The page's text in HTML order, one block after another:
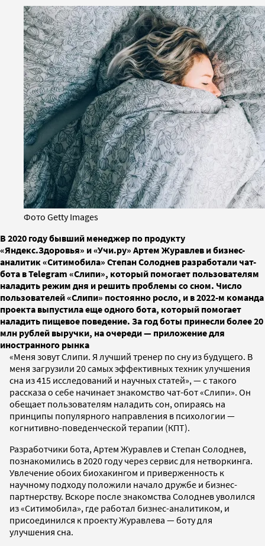
Фото Getty Images
В 2020 году бывший менеджер по продукту
«Яндекс.Здоровья» и «Учи.ру» Артем Журавлев и бизнес-
аналитик «Ситимобила» Степан Солоднев разработали чат-
бота в Telegram «Слипи», который помогает пользователям
наладить режим дня и решить проблемы со сном. Число
пользователей «Слипи» постоянно росло, и в 2022-м команда
проекта выпустила еще одного бота, который помогает
наладить пищевое поведение. За год боты принесли более 20
млн рублей выручки, на очереди — приложение для
иностранного рынка
«Меня зовут Слипи. Я лучший тренер по сну из будущего. В
меня загрузили 20 самых эффективных техник улучшения
сна из 415 исследований и научных статей», — с такого
рассказа о себе начинает знакомство чат-бот «Слипи». Он
обещает пользователям наладить сон, опираясь на
принципы популярного направления в психологии —
когнитивно-поведенческой терапии (КПТ).
Разработчики бота, Артем Журавлев и Степан Солоднев,
познакомились в 2020 году через сервис для нетворкинга.
Увлечение обоих биохакингом и приверженность к
научному подходу положили начало дружбе и бизнес-
партнерству. Вскоре после знакомства Солоднев уволился
из «Ситимобила», где работал бизнес-аналитиком, и
присоединился к проекту Журавлева — боту для
улучшения сна.